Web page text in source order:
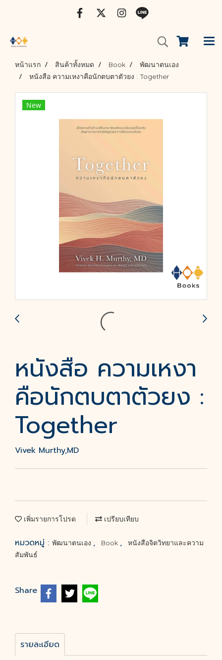
หน้าแรก สินค้าทั้งหมด Book
พัฒนาตนเอง
หนังสือ ความเหงาคือนักตบตาตัวยง : Together
New
หนังสือ ความเหงา
คือนักตบตาตัวยง :
Together
Vivek Murthy,MD
เพิ่มรายการโปรด เปรียบเทียบ
หมวดหมู่ : พัฒนาตนเอง , Book ,
หนังสือจิตวิทยาและความ
สัมพันธ์
Share
รายละเอียด